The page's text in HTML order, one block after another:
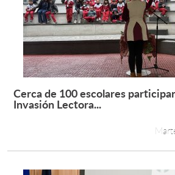
Cerca de 100 escolares
Invasión Lectora...